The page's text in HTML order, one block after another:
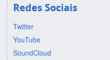
Redes Sociais
Twitter
YouTube
SoundCloud